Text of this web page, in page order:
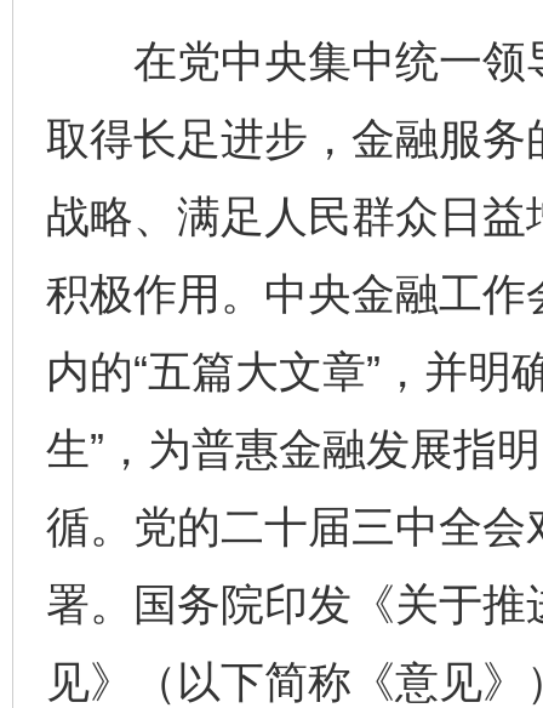
在党中央集中统一领
取得长足进步，金融服
战略、满足人民群众日
积极作用。中央金融工
内的“五篇大文章”，并明
生”，为普惠金融发展指
循。党的二十届三中全会
署。国务院印发《关于
见》（以下简称《意见